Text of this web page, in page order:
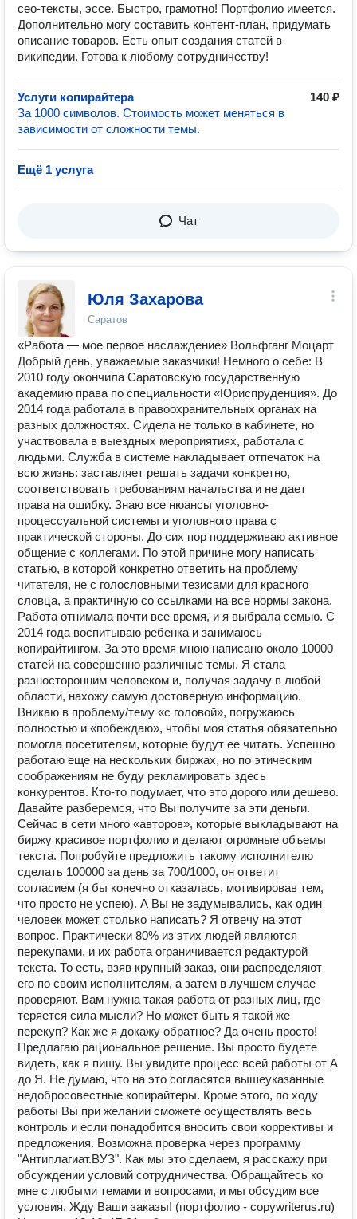
сео-тексты, эссе. Быстро, грамотно! Портфолио имеется.
Дополнительно могу составить контент-план, придумать
описание товаров. Есть опыт создания статей в
википедии. Готова к любому сотрудничеству!
Услуги копирайтера
140 ₽
За 1000 символов. Стоимость может меняться в
зависимости от сложности темы.
Ещё 1 услуга
Чат
Юля Захарова
Саратов
«Работа — мое первое наслаждение» Вольфганг Моцарт
Добрый день, уважаемые заказчики! Немного о себе: В
2010 году окончила Саратовскую государственную
академию права по специальности «Юриспруденция». До
2014 года работала в правоохранительных органах на
разных должностях. Сидела не только в кабинете, но
участвовала в выездных мероприятиях, работала с
людьми. Служба в системе накладывает отпечаток на
всю жизнь: заставляет решать задачи конкретно,
соответствовать требованиям начальства и не дает
права на ошибку. Знаю все нюансы уголовно-
процессуальной системы и уголовного права с
практической стороны. До сих пор поддерживаю активное
общение с коллегами. По этой причине могу написать
статью, в которой конкретно ответить на проблему
читателя, не с голословными тезисами для красного
словца, а практичную со ссылками на все нормы закона.
Работа отнимала почти все время, и я выбрала семью. С
2014 года воспитываю ребенка и занимаюсь
копирайтингом. За это время мною написано около 10000
статей на совершенно различные темы. Я стала
разносторонним человеком и, получая задачу в любой
области, нахожу самую достоверную информацию.
Вникаю в проблему/тему «с головой», погружаюсь
полностью и «побеждаю», чтобы моя статья обязательно
помогла посетителям, которые будут ее читать. Успешно
работаю еще на нескольких биржах, но по этическим
соображениям не буду рекламировать здесь
конкурентов. Кто-то подумает, что это дорого или дешево.
Давайте разберемся, что Вы получите за эти деньги.
Сейчас в сети много «авторов», которые выкладывают на
биржу красивое портфолио и делают огромные объемы
текста. Попробуйте предложить такому исполнителю
сделать 100000 за день за 700/1000, он ответит
согласием (я бы конечно отказалась, мотивировав тем,
что просто не успею). А Вы не задумывались, как один
человек может столько написать? Я отвечу на этот
вопрос. Практически 80% из этих людей являются
перекупами, и их работа ограничивается редактурой
текста. То есть, взяв крупный заказ, они распределяют
его по своим исполнителям, а затем в лучшем случае
проверяют. Вам нужна такая работа от разных лиц, где
теряется сила мысли? Но может быть я такой же
перекуп? Как же я докажу обратное? Да очень просто!
Предлагаю рациональное решение. Вы просто будете
видеть, как я пишу. Вы увидите процесс всей работы от А
до Я. Не думаю, что на это согласятся вышеуказанные
недобросовестные копирайтеры. Кроме этого, по ходу
работы Вы при желании сможете осуществлять весь
контроль и если понадобится вносить свои коррективы и
предложения. Возможна проверка через программу
"Антиплагиат.ВУЗ". Как мы это сделаем, я расскажу при
обсуждении условий сотрудничества. Обращайтесь ко
мне с любыми темами и вопросами, и мы обсудим все
условия. Жду Ваши заказы! (портфолио - copywriterus.ru)